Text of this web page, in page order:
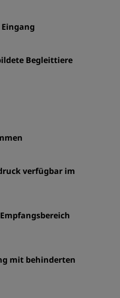
Begleittiere
verfügbar im
mit behinderten